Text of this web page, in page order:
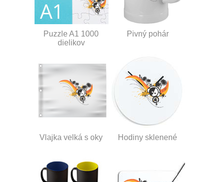
Puzzle A1 1000
dielikov
Pivný pohár
Vlajka velká s oky Hodiny sklenené